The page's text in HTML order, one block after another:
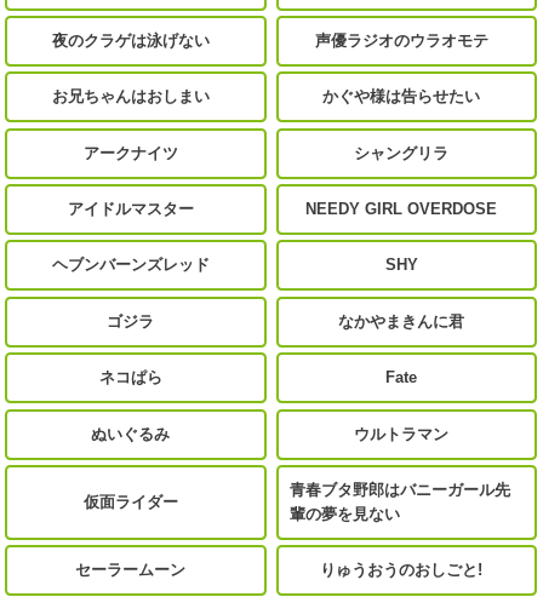
夜のクラゲは泳げない 声優ラジオのウラオモテ
お兄ちゃんはおしまい かぐや様は告らせたい
アークナイツ シャングリラ
アイドルマスター NEEDY GIRL OVERDOSE
ヘブンバーンズレッド SHY
ゴジラ なかやまきんに君
ネコぱら Fate
ぬいぐるみ ウルトラマン
仮面ライダー
青春ブタ野郎はバニーガール先
輩の夢を見ない
セーラームーン りゅうおうのおしごと!